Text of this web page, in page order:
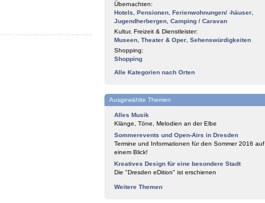
Übernachten:
Hotels
Pensionen Ferienwohnungen/ -häuser
Jugendherbergen Camping / Caravan
Kultur, Freizeit & Dienstleister:
Museen Theater & Oper Sehenswürdigkeiten
Shopping:
Shopping
Alle Kategorien nach Orten
Ausgewählte Themen
Alles Musik
Klänge, Töne, Melodien an der Elbe
Sommerevents und Open-Airs in Dresden
Termine und Informationen für den Sommer 2016 auf
einem Blick!
Kreatives Design für eine besondere Stadt
Die "Dresden eDition" ist erschienen
Weitere Themen